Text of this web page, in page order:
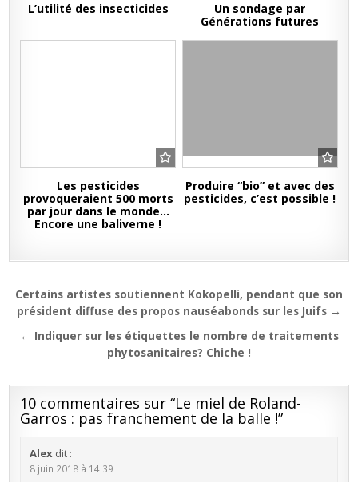
L’utilité des insecticides
Un sondage par
Générations futures
Les pesticides
provoqueraient 500 morts
par jour dans le monde…
Encore une baliverne !
Produire “bio” et avec des
pesticides, c’est possible !
Navigation
de
l’article
Certains artistes soutiennent Kokopelli, pendant que son
président diffuse des propos nauséabonds sur les Juifs →
← Indiquer sur les étiquettes le nombre de traitements
phytosanitaires? Chiche !
10 commentaires sur “Le miel de Roland-
Garros : pas franchement de la balle !”
Alex dit :
8 juin 2018 à 14:39